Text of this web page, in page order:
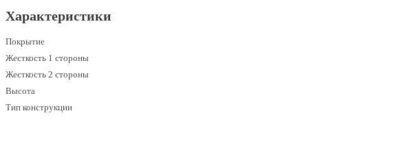
Характеристики
Покрытие
Жесткость 1 стороны
Жесткость 2 стороны
Высота
Тип конструкции